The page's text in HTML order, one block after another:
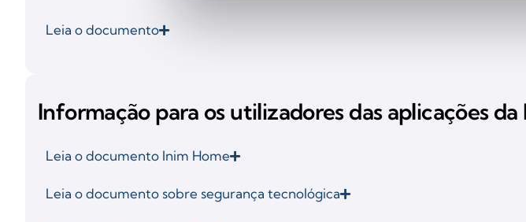
Leia o documento
Informação para os utilizadores das aplicações da
Leia o documento Inim Home
Leia o documento sobre segurança tecnológica